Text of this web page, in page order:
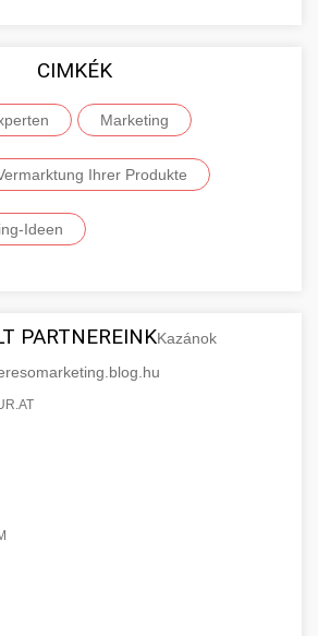
CIMKÉK
Marketing
Ihrer Produkte
Ideen
PARTNEREINKKazánok